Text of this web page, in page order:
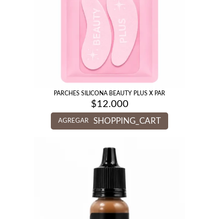
PARCHES SILICONA BEAUTY PLUS X PAR
$12.000
AGREGAR SHOPPING_CART